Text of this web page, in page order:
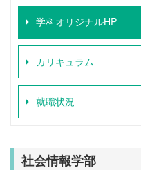
学科オリジナルHP
カリキュラム
就職状況
社会情報学部